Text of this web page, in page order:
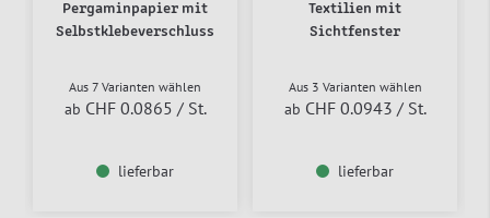
Pergaminpapier mit
Selbstklebeverschluss
Aus 7 Varianten wählen
ab CHF 0.0865 / St.
lieferbar
Textilien mit
Sichtfenster
Aus 3 Varianten wählen
ab CHF 0.0943 / St.
lieferbar